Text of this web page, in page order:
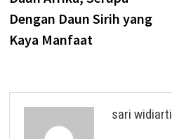
navigation
Dengan Daun Sirih yang
Kaya Manfaat
sari widiarti